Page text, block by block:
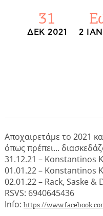
Γραφεία
Αμάξια, Σκάφη,
Φαγητό, Ποτό,
Γίνετε
31
ΔΕΚ 2021 2
Αποχαιρετάμε το 2021
όπως πρέπει…
31.12.21 – Konstantinos
01.01.22 – Konstantinos
02.01.22 – Rack, Saske &
RSVS: 6940645436
Info: https://